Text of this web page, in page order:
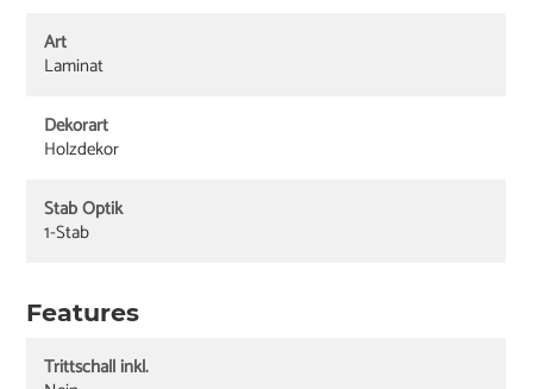
Art
Laminat
Dekorart
Holzdekor
Stab Optik
1-Stab
Features
Trittschall inkl.